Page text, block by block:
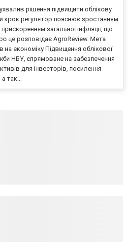
рішення підвищити облікову
крок регулятор пояснює зростанням
загальної інфляції, що
це розповідає AgroReview. Мета
на економіку Підвищення облікової
НБУ, спрямоване на забезпечення
для інвесторів, посилення
так...